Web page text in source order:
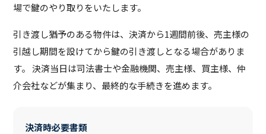
場で鍵のやり取りをいたします。
引き渡し猶予のある物件は、決済から1週間前後、売主様の
引越し期間を設けてから鍵の引き渡しとなる場合がありま
す。 決済当日は司法書士や金融機関、売主様、買主様、仲
介会社などが集まり、最終的な手続きを進めます。
決済時必要書類